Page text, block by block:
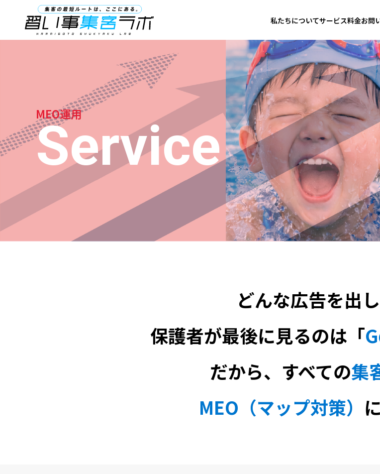
NARAIGOTO SHUKYAKU LAB 私たちについてサービス料金お問
MEO運用
Service
どんな広告を出し
保護者が最後に見るのは「
だから、すべての集
MEO（マップ対策）